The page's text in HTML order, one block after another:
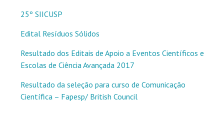
25º SIICUSP
Edital Resíduos Sólidos
Resultado dos Editais de Apoio a Eventos Científicos e
Escolas de Ciência Avançada 2017
Resultado da seleção para curso de Comunicação
Científica – Fapesp/ British Council